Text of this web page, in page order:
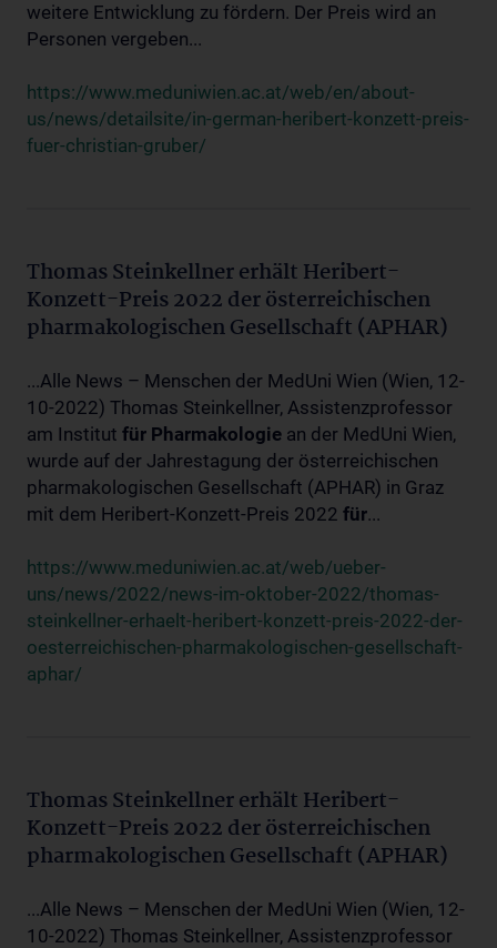
weitere Entwicklung zu fördern. Der Preis wird an
Personen vergeben...
https://www.meduniwien.ac.at/web/en/about-
us/news/detailsite/in-german-heribert-konzett-preis-
fuer-christian-gruber/
Thomas Steinkellner erhält Heribert-
Konzett-Preis 2022 der österreichischen
pharmakologischen Gesellschaft (APHAR)
...Alle News – Menschen der MedUni Wien (Wien, 12-
10-2022) Thomas Steinkellner, Assistenzprofessor
am Institut für Pharmakologie an der MedUni Wien,
wurde auf der Jahrestagung der österreichischen
pharmakologischen Gesellschaft (APHAR) in Graz
mit dem Heribert-Konzett-Preis 2022 für...
https://www.meduniwien.ac.at/web/ueber-
uns/news/2022/news-im-oktober-2022/thomas-
steinkellner-erhaelt-heribert-konzett-preis-2022-der-
oesterreichischen-pharmakologischen-gesellschaft-
aphar/
Thomas Steinkellner erhält Heribert-
Konzett-Preis 2022 der österreichischen
pharmakologischen Gesellschaft (APHAR)
...Alle News – Menschen der MedUni Wien (Wien, 12-
10-2022) Thomas Steinkellner, Assistenzprofessor